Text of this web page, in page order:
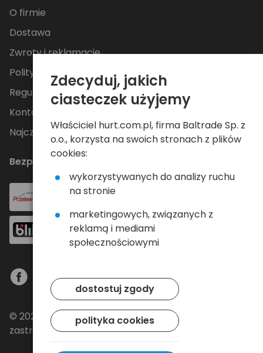
O firmie
Dostawa
Zwroty i reklamacje
Polityka Prywatności
Regulamin
Kontakt
Najczęściej zadawane pytania
Bezpieczne płatności
© 2024 Baltrade sp. z o.o. - Wszelkie prawa
zastrzeżone.
Zdecyduj, jakich
ciasteczek użyjemy
Właściciel hurt.com.pl, firma Baltrade Sp. z
o.o., korzysta na swoich stronach z plików
cookies:
wykorzystywanych do analizy ruchu
na stronie
marketingowych, związanych z
reklamą i mediami
społecznościowymi
dostostuj zgody
polityka cookies